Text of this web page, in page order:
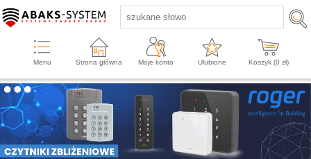
Menu Strona główna Moje konto Ulubione Koszyk (0 zł)